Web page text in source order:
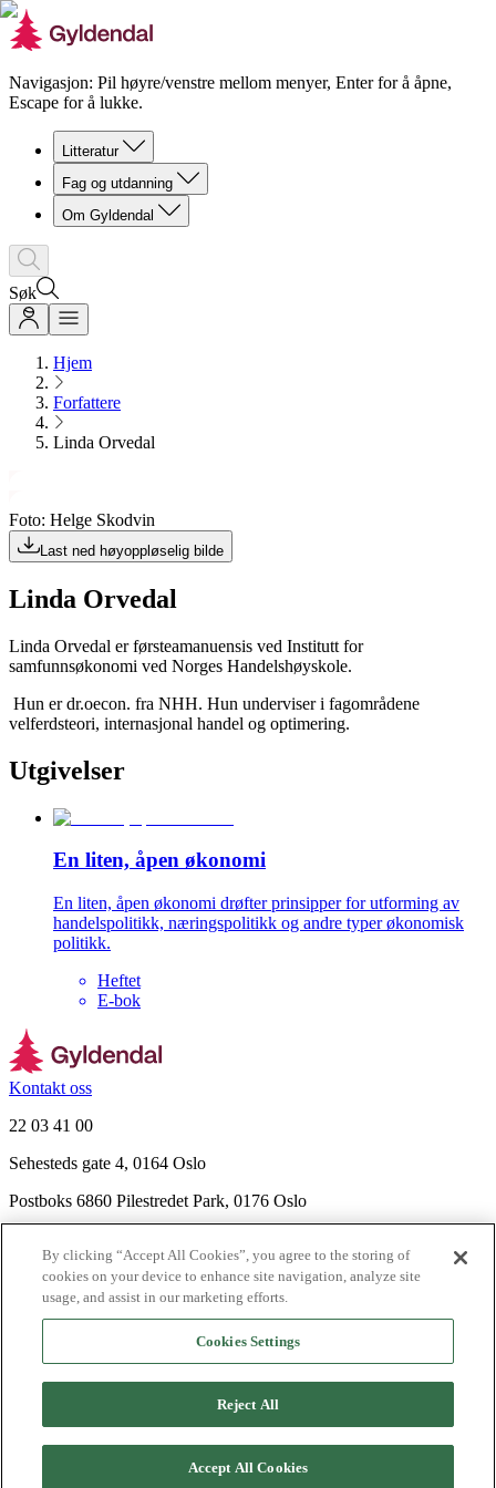
Navigasjon: Pil høyre/venstre mellom menyer, Enter for å åpne,
Escape for å lukke.
Litteratur
Fag og utdanning
Om Gyldendal
Søk
Hjem
Forfattere
Linda Orvedal
Foto: Helge Skodvin
Last ned høyoppløselig bilde
Linda Orvedal
Linda Orvedal er førsteamanuensis ved Institutt for
samfunnsøkonomi ved Norges Handelshøyskole.
Hun er dr.oecon. fra NHH. Hun underviser i fagområdene
velferdsteori, internasjonal handel og optimering.
Utgivelser
En liten, åpen økonomi
En liten, åpen økonomi drøfter prinsipper for utforming av
handelspolitikk, næringspolitikk og andre typer økonomisk
politikk.
Heftet
E-bok
Kontakt oss
22 03 41 00
Sehesteds gate 4, 0164 Oslo
Postboks 6860 Pilestredet Park, 0176 Oslo
Nyhetsbrev
Ledige stillinger
Send inn manus
Agency
By clicking “Accept All Cookies”, you agree to the storing of
cookies on your device to enhance site navigation, analyze site
usage, and assist in our marketing efforts.
Cookies Settings
Reject All
Accept All Cookies